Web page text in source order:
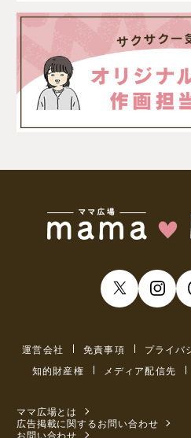
運営会社 免責事項 プライバ
知的財産権
メディア配信先
ママ広場とは
広告掲載に関するお問い合わせ
お問い合わせ